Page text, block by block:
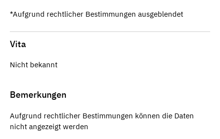
*Aufgrund rechtlicher Bestimmungen ausgeblendet
Vita
Nicht bekannt
Bemerkungen
Aufgrund rechtlicher Bestimmungen können die Daten
nicht angezeigt werden